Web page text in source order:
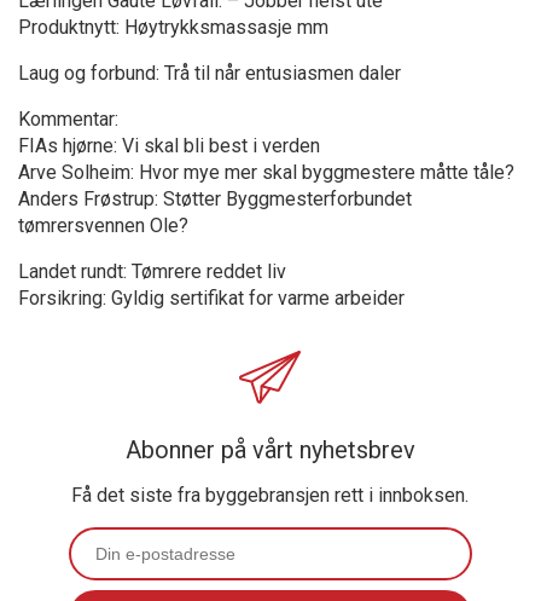
Produktnytt: Høytrykksmassasje mm
Laug og forbund: Trå til når entusiasmen daler
Kommentar:
FIAs hjørne: Vi skal bli best i verden
Arve Solheim: Hvor mye mer skal byggmestere måtte tåle?
Anders Frøstrup: Støtter Byggmesterforbundet
tømrersvennen Ole?
Landet rundt: Tømrere reddet liv
Forsikring: Gyldig sertifikat for varme arbeider
Abonner på vårt nyhetsbrev
Få det siste fra byggebransjen rett i innboksen.